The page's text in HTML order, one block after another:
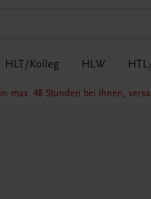
HLT/Kolleg HLW
in max. 48 Stunden bei Ihnen,